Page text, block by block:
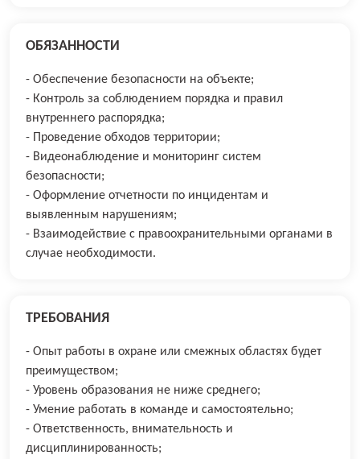
ОБЯЗАННОСТИ
- Обеспечение безопасности на объекте;
- Контроль за соблюдением порядка и правил
внутреннего распорядка;
- Проведение обходов территории;
- Видеонаблюдение и мониторинг систем
безопасности;
- Оформление отчетности по инцидентам и
выявленным нарушениям;
- Взаимодействие с правоохранительными органами в
случае необходимости.
ТРЕБОВАНИЯ
- Опыт работы в охране или смежных областях будет
преимуществом;
- Уровень образования не ниже среднего;
- Умение работать в команде и самостоятельно;
- Ответственность, внимательность и
дисциплинированность;